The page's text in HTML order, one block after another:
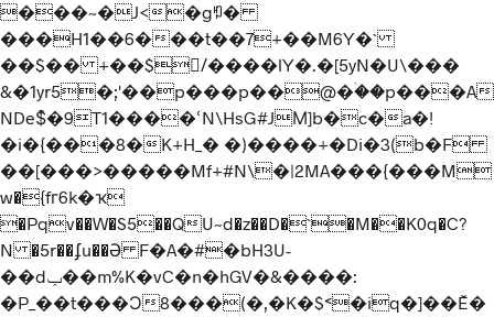
���~�J<�gꑳ�
���H1��6���t��7+��M6Y�`
��$�� +��$/ُ����lY�.�[5yN�U\���
&�1yr5�;'��p���p��@�ۛ��p���A
NDe$͒�9T1����ՙN\HsG#JΜ]b�c�a�!
�i�{���8�K+H_� �)����+�Di�3(b�F
��[���>�����Mf+#N\�|2MA���{���ؗM
w�{fг6k�ҡ
�Pqv��W�S5��QU~d�z��D�`�M��K0q�C?
N �5r��ʄu��Ә F�A�#�bH3U-
��dݕ��m%K�vC�n�hGV�&����:
�P_��t���Ɔ8���(�,�K�$˂�iq�]��Ĕ�